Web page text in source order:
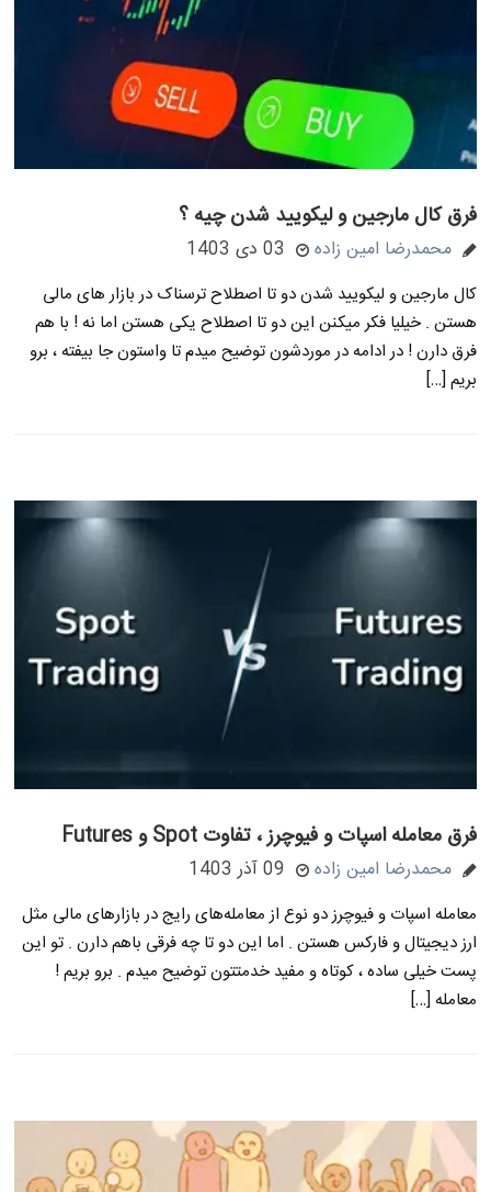
فرق کال مارجین و لیکویید شدن چیه ؟
محمدرضا امین زاده 03 دی 1403
کال مارجین و لیکویید شدن دو تا اصطلاح ترسناک در بازار های مالی
هستن . خیلیا فکر میکنن این دو تا اصطلاح یکی هستن اما نه ! با هم
فرق دارن ! در ادامه در موردشون توضیح میدم تا واستون جا بیفته ، برو
بریم […]
فرق معامله اسپات و فیوچرز ، تفاوت Spot و Futures
محمدرضا امین زاده 09 آذر 1403
معامله اسپات و فیوچرز دو نوع از معامله‌های رایج در بازارهای مالی مثل
ارز دیجیتال و فارکس هستن . اما این دو تا چه فرقی باهم دارن . تو این
پست خیلی ساده ، کوتاه و مفید خدمتتون توضیح میدم . برو بریم !
معامله […]